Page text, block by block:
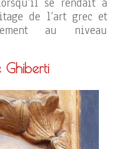
de l’art grec et
au niveau
Ghiberti